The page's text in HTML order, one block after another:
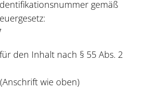
gemäß
den Inhalt nach § 55 Abs. 2
wie oben)